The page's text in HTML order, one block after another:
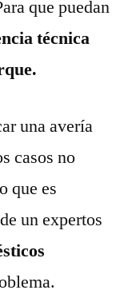
que puedan
técnica
una avería
casos no
que es
un expertos